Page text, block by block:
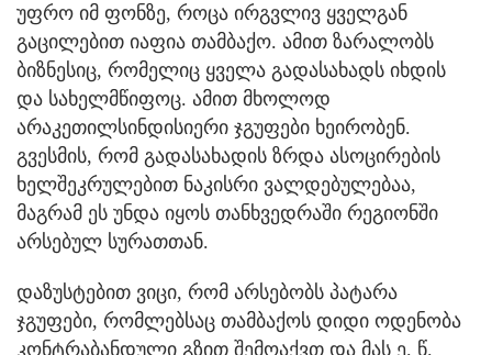
უფრო იმ ფონზე, როცა ირგვლივ ყველგან
გაცილებით იაფია თამბაქო. ამით ზარალობს
ბიზნესიც, რომელიც ყველა გადასახადს იხდის
და სახელმწიფოც. ამით მხოლოდ
არაკეთილსინდისიერი ჯგუფები ხეირობენ.
გვესმის, რომ გადასახადის ზრდა ასოცირების
ხელშეკრულებით ნაკისრი ვალდებულებაა,
მაგრამ ეს უნდა იყოს თანხვედრაში რეგიონში
არსებულ სურათთან.
დაზუსტებით ვიცი, რომ არსებობს პატარა
ჯგუფები, რომლებსაც თამბაქოს დიდი ოდენობა
კონტრაბანდული გზით შემოაქვთ და მას ე. წ.